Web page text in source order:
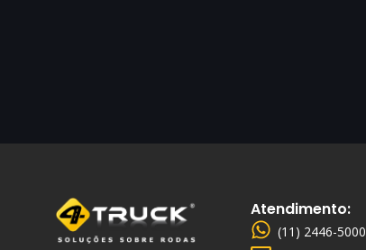
Atendimento:
(11) 2446-5000